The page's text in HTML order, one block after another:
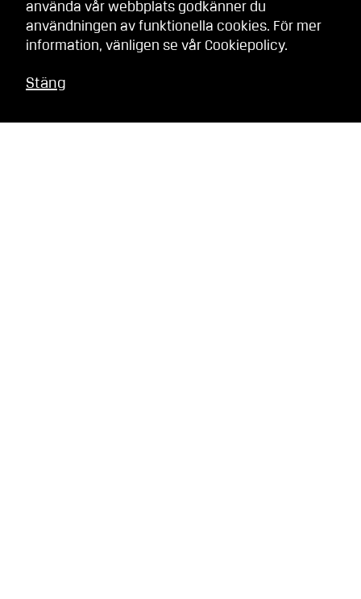
använda vår webbplats godkänner du
användningen av funktionella cookies. För mer
information, vänligen se vår Cookiepolicy.
Stäng